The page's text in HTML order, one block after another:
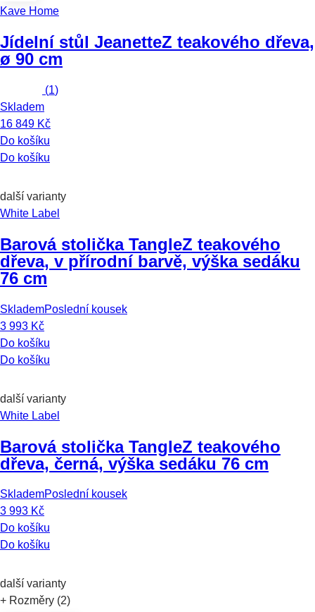
Kave Home
Jídelní stůl JeanetteZ teakového dřeva,
ø 90 cm
(1)
Skladem
16 849 Kč
Do košíku
Do košíku
další varianty
White Label
Barová stolička TangleZ teakového
dřeva, v přírodní barvě, výška sedáku
76 cm
SklademPoslední kousek
3 993 Kč
Do košíku
Do košíku
další varianty
White Label
Barová stolička TangleZ teakového
dřeva, černá, výška sedáku 76 cm
SklademPoslední kousek
3 993 Kč
Do košíku
Do košíku
další varianty
+ Rozměry (2)